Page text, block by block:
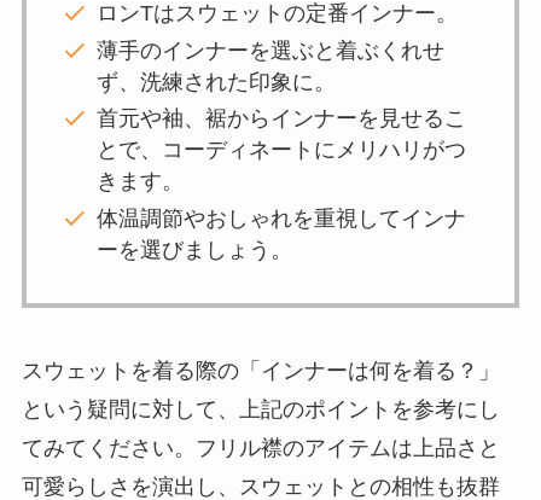
ロンTはスウェットの定番インナー。
薄手のインナーを選ぶと着ぶくれせ
ず、洗練された印象に。
首元や袖、裾からインナーを見せるこ
とで、コーディネートにメリハリがつ
きます。
体温調節やおしゃれを重視してインナ
ーを選びましょう。
スウェットを着る際の「インナーは何を着る？」
という疑問に対して、上記のポイントを参考にし
てみてください。フリル襟のアイテムは上品さと
可愛らしさを演出し、スウェットとの相性も抜群